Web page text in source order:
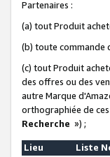
Partenaires :
(a) tout Produit
(b) toute commande
(c) tout Produit
des offres ou des
autre Marque
orthographiée de
Recherche ») ;
Lieu
Liste